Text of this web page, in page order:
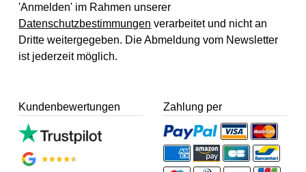
'Anmelden' im Rahmen unserer
Datenschutzbestimmungen verarbeitet und nicht an
Dritte weitergegeben. Die Abmeldung vom Newsletter
ist jederzeit möglich.
Kundenbewertungen Zahlung per